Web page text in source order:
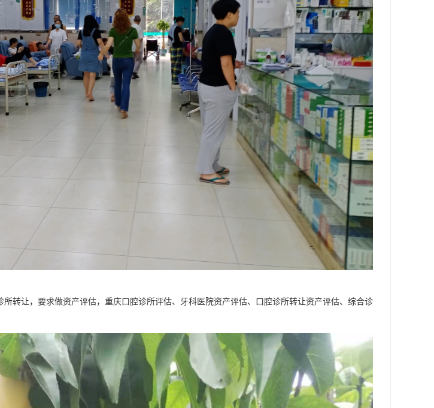
转让，要求做资产评估，重庆口腔诊所评估、牙科医院资产评估、口腔诊所转让资产评估、综合诊